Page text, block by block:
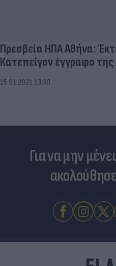
Πρεσβεία ΗΠΑ Αθήνα:
Κατεπείγον έγγραφο
15.01.2021 13:30
Για να μην